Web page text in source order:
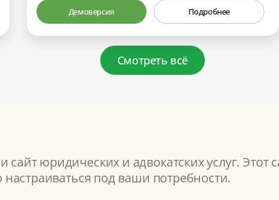
Демоверсия Подробнее
Смотреть всё
юридических и адвокатских услуг. Этот
под ваши потребности.